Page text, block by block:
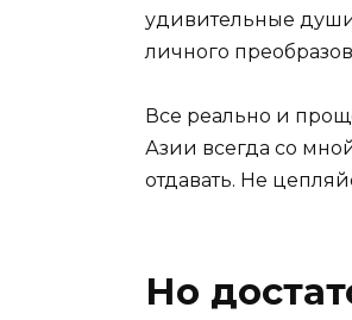
удивительные
личного
Все реально и
Азии всегда со
отдавать. Не
Но